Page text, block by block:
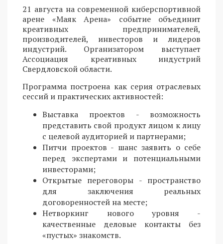
21 августа на современной киберспортивной
арене «Маяк Арена» событие объединит
креативных предпринимателей,
производителей, инвесторов и лидеров
индустрий. Организатором выступает
Ассоциация креативных индустрий
Свердловской области.
Программа построена как серия отраслевых
сессий и практических активностей:
Выставка проектов - возможность
представить свой продукт лицом к лицу
с целевой аудиторией и партнерами;
Питчи проектов - шанс заявить о себе
перед экспертами и потенциальными
инвесторами;
Открытые переговоры - пространство
для заключения реальных
договоренностей на месте;
Нетворкинг нового уровня -
качественные деловые контакты без
«пустых» знакомств.